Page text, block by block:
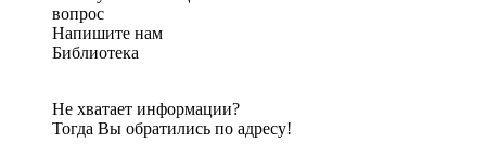
вопрос
Напишите нам
Библиотека
Не хватает информации?
Тогда Вы обратились по адресу!